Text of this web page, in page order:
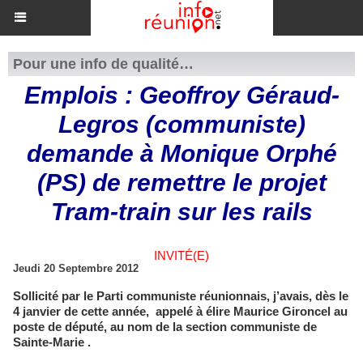
Pour une info de qualité…
Emplois : Geoffroy Géraud-
Legros (communiste)
demande à Monique Orphé
(PS) de remettre le projet
Tram-train sur les rails
INVITÉ(E)
Jeudi 20 Septembre 2012
Sollicité par le Parti communiste réunionnais, j’avais, dès le
4 janvier de cette année, appelé à élire Maurice Gironcel au
poste de député, au nom de la section communiste de
Sainte-Marie .